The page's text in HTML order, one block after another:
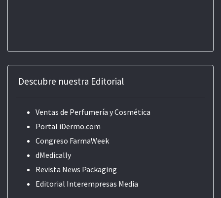
Descubre nuestra Editorial
Ventas de Perfumería y Cosmética
Portal iDermo.com
Congreso FarmaWeek
dMedically
Revista News Packaging
Editorial Interempresas Media